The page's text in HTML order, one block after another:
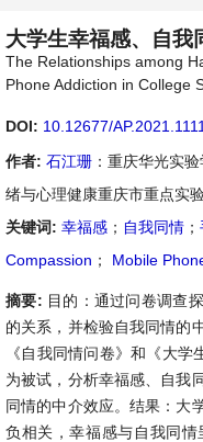
大学生幸福感、自我
The Relationships among
Phone Addiction in College
DOI: 10.12677/
作者: 石江珊 ：重庆华光实
绪与心理健康重庆市重点实
关键词: 幸福感 ； 自我同情 ；
Compassion ； Mobile
摘要: 目的：通过问卷调查
的关系，并检验自我同情的
《自我同情问卷》和《大
为被试，分析幸福感、自我
同情的中介效应。结果：大
负相关，幸福感与自我同